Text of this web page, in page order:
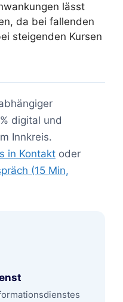
lässt
da bei fallenden
steigenden Kursen
digital und
Innkreis.
in Kontakt oder
(15 Min,